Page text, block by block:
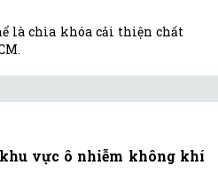
là chìa khóa cải thiện chất
vực ô nhiễm không khí